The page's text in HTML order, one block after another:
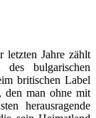
letzten Jahre zählt
bulgarischen
britischen Label
den man ohne mit
herausragende